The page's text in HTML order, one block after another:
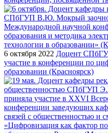
6 октября 2022 Доцент
участие в конференции по
образовании (Красноярск)